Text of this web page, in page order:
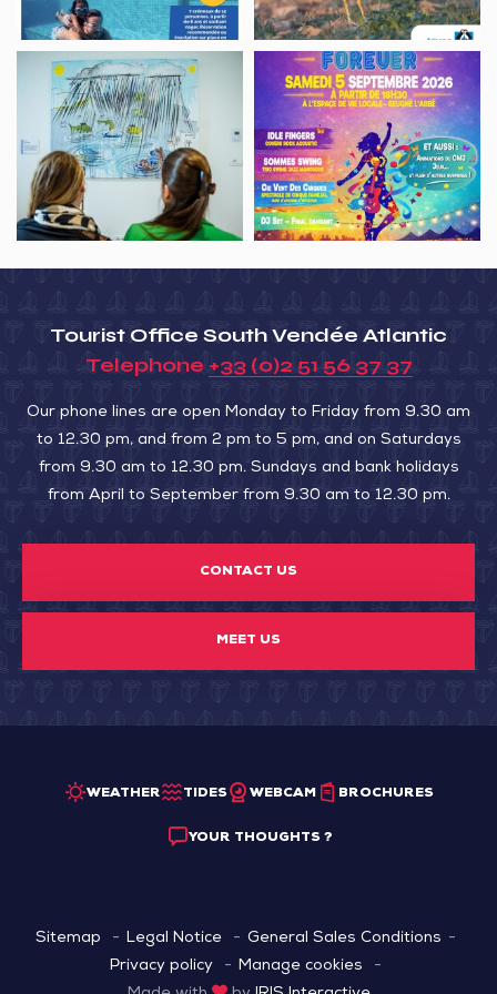
du
Courlis
Visite
guidée,
Exposition
Inspirations
aquatiques
Soirée,
Magnilais
Forever
Tourist Office South Vendée Atlantic
Telephone +33 (0)2 51 56 37 37
Our phone lines are open Monday to Friday from 9.30 am
to 12.30 pm, and from 2 pm to 5 pm, and on Saturdays
from 9.30 am to 12.30 pm. Sundays and bank holidays
from April to September from 9.30 am to 12.30 pm.
CONTACT US
MEET US
WEATHER TIDES WEBCAM BROCHURES
YOUR THOUGHTS ?
Sitemap Legal Notice
General Sales Conditions
Privacy policy
Manage cookies